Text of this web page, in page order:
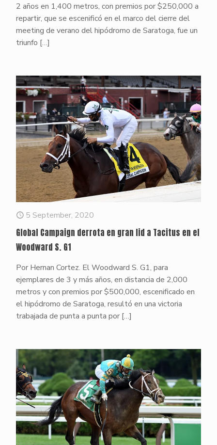
2 años en 1,400 metros, con premios por $250,000 a
repartir, que se escenificó en el marco del cierre del
meeting de verano del hipódromo de Saratoga, fue un
triunfo […]
5 September, 2020
Global Campaign derrota en gran lid a Tacitus en el
Woodward S. G1
Por Hernan Cortez. El Woodward S. G1, para
ejemplares de 3 y más años, en distancia de 2,000
metros y con premios por $500,000, escenificado en
el hipódromo de Saratoga, resultó en una victoria
trabajada de punta a punta por […]